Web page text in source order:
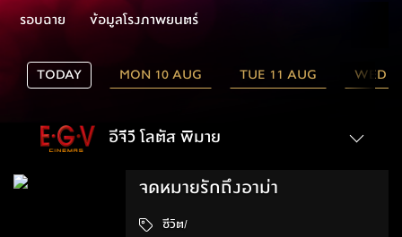
รอบฉาย ข้อมูลโรงภาพยนตร์
TODAY MON 10 AUG TUE 11 AUG WED
อีจีวี โลตัส พิมาย
จดหมายรักถึงอาม่า
ชีวิต/